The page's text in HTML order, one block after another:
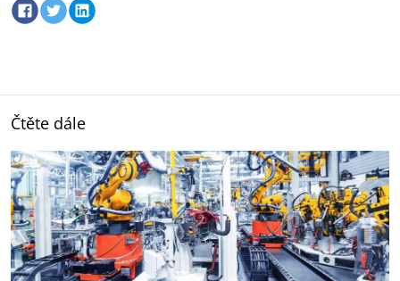
Čtěte dále